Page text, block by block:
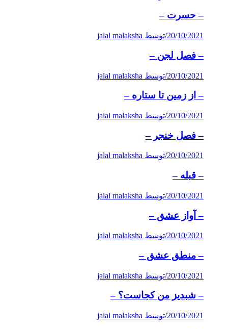
– حسرت –
20/10/2021
/توسط jalal malaksha
– فصل لجن –
20/10/2021
/توسط jalal malaksha
– از زمین تا ستاره –
20/10/2021
/توسط jalal malaksha
– فصل خنجر –
20/10/2021
/توسط jalal malaksha
– قبله –
20/10/2021
/توسط jalal malaksha
– آواز عشق –
20/10/2021
/توسط jalal malaksha
– منطق عشق –
20/10/2021
/توسط jalal malaksha
– شبدیز من كجاست؟ –
20/10/2021
/توسط jalal malaksha